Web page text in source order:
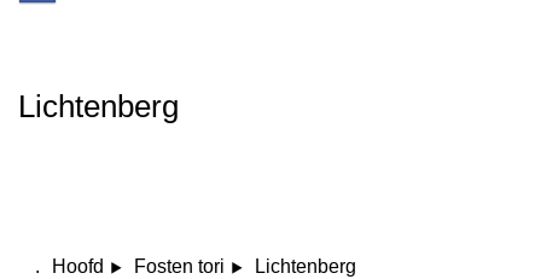
Lichtenberg
. Hoofd Fosten tori Lichtenberg